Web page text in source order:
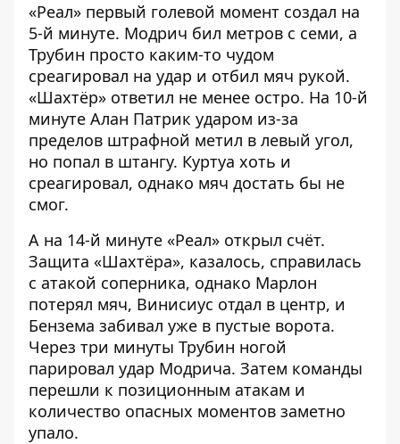
«Реал» первый голевой момент создал на
5-й минуте. Модрич бил метров с семи, а
Трубин просто каким-то чудом
среагировал на удар и отбил мяч рукой.
«Шахтёр» ответил не менее остро. На 10-й
минуте Алан Патрик ударом из-за
пределов штрафной метил в левый угол,
но попал в штангу. Куртуа хоть и
среагировал, однако мяч достать бы не
смог.
А на 14-й минуте «Реал» открыл счёт.
Защита «Шахтёра», казалось, справилась
с атакой соперника, однако Марлон
потерял мяч, Винисиус отдал в центр, и
Бензема забивал уже в пустые ворота.
Через три минуты Трубин ногой
парировал удар Модрича. Затем команды
перешли к позиционным атакам и
количество опасных моментов заметно
упало.